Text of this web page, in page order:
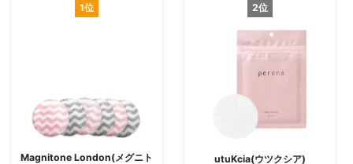
1位
Magnitone London(メグニト
2位
utuKcia(ウツクシア)